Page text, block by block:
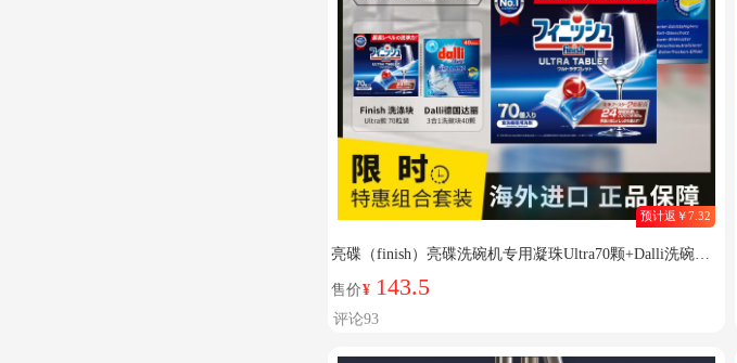
预计返￥7.32
亮碟（finish）亮碟洗碗机专用凝珠Ultra70颗+Dalli洗碗块
售价¥ 143.5
评论93